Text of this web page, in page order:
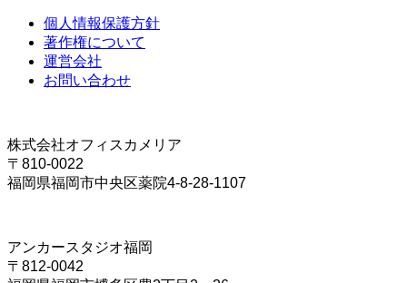
個人情報保護方針
著作権について
運営会社
お問い合わせ
株式会社オフィスカメリア
〒810-0022
福岡県福岡市中央区薬院4-8-28-1107
アンカースタジオ福岡
〒812-0042